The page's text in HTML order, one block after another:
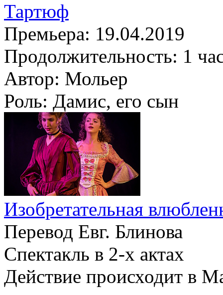
Тартюф
Премьера: 19.04.2019
Продолжительность: 1
Автор: Мольер
Роль: Дамис, его сын
Изобретательная
Перевод Евг. Блинова
Спектакль в 2-х актах
Действие происходит в